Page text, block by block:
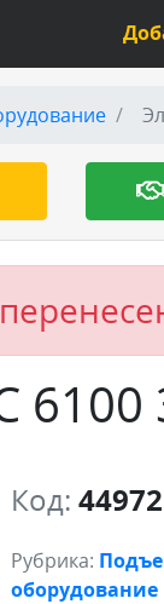
6100
Код: 44972
Рубрика:
оборудование